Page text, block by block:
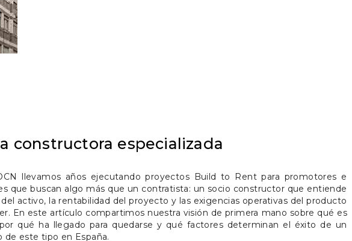
constructora especializada
llevamos años ejecutando proyectos Build to Rent para promotores e
que buscan algo más que un contratista: un socio constructor que entiende
activo, la rentabilidad del proyecto y las exigencias operativas del producto
En este artículo compartimos nuestra visión de primera mano sobre qué es
qué ha llegado para quedarse y qué factores determinan el éxito de un
de este tipo en España.